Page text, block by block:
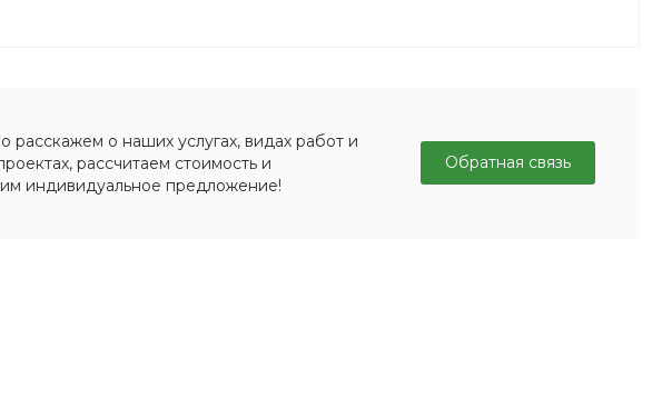
расскажем о наших услугах, видах работ и
рассчитаем стоимость и
индивидуальное предложение!
Обратная связь